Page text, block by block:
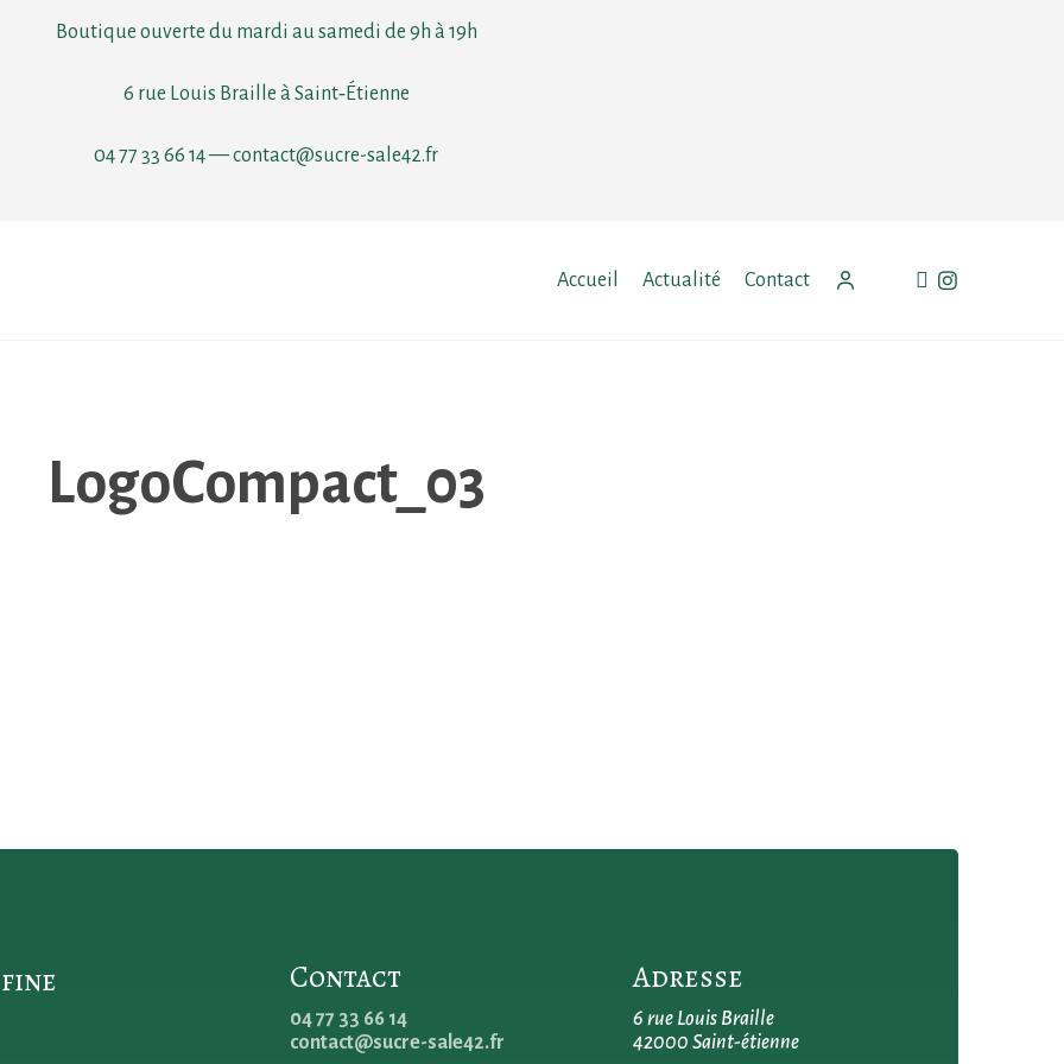
Boutique ouverte du mardi au samedi de 9h à 19h
6 rue Louis Braille à Saint‑Étienne
04 77 33 66 14—contact@sucre-sale42.fr
Accueil Actualité Contact facebook
instagram
LogoCompact_03
Contact
04 77 33 66 14
contact@sucre-sale42.fr
Adresse
6 rue Louis Braille
42000 Saint-étienne